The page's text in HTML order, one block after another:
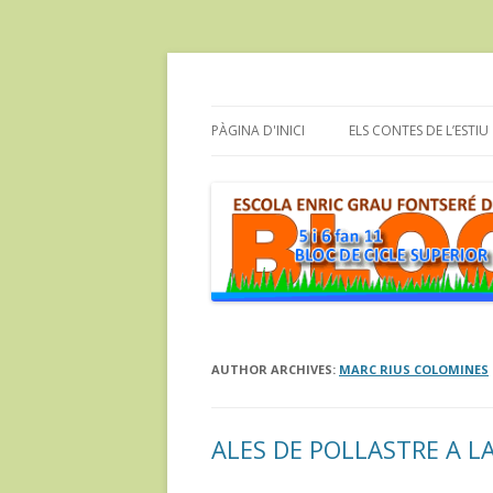
PÀGINA D'INICI ELS CONTES DE L’ESTIU
AUTHOR ARCHIVES: MARC RIUS COLOMINES
ALES DE POLLASTRE A